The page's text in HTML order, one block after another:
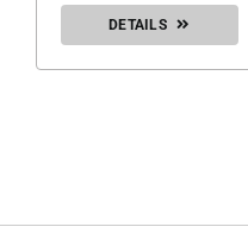
DETAILS